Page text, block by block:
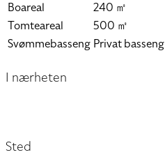
Boareal
240 ㎡
Tomteareal
500 ㎡
Svømmebasseng Privat basseng
I nærheten
Sted